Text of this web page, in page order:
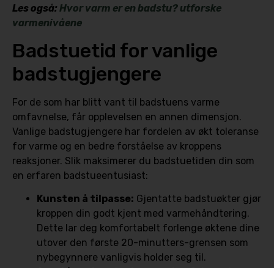
Les også: Hvor varm er en badstu? utforske
varmenivåene
Badstuetid for vanlige
badstugjengere
For de som har blitt vant til badstuens varme
omfavnelse, får opplevelsen en annen dimensjon.
Vanlige badstugjengere har fordelen av økt toleranse
for varme og en bedre forståelse av kroppens
reaksjoner. Slik maksimerer du badstuetiden din som
en erfaren badstueentusiast:
Kunsten å tilpasse: Gjentatte badstuøkter gjør
kroppen din godt kjent med varmehåndtering.
Dette lar deg komfortabelt forlenge øktene dine
utover den første 20-minutters-grensen som
nybegynnere vanligvis holder seg til.